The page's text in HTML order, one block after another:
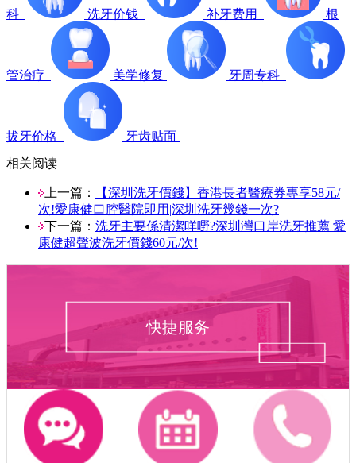
科 洗牙价钱 补牙费用 根
管治疗 美学修复 牙周专科
拔牙价格
牙齿贴面
相关阅读
上一篇：
【深圳洗牙價錢】香港長者醫療券專享58元/
次!愛康健口腔醫院即用|深圳洗牙幾錢一次?
下一篇： 洗牙主要係清潔咩嘢?深圳灣口岸洗牙推薦 愛
康健超聲波洗牙價錢60元/次!
快捷服务